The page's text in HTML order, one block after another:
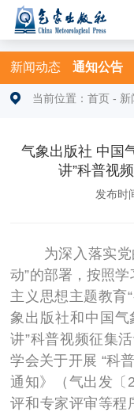
新闻动态 通知公告
当前位置：首页 - 新
气象出版社 中国
讲”科普视
发布时
为深入落实
动”的部署，按照
主义思想主题教育
象出版社和中国气
讲”科普视频征集
学会关于开展 “科
通知》（气出发〔
评和专家评审等程